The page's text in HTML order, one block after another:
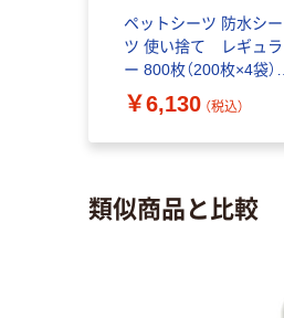
ペットシーツ 防水シー
ツ 使い捨て レギュラ
ー 800枚（200枚×4袋）1
箱 アイリスオーヤマ
￥6,130 （税込）
類似商品と比較